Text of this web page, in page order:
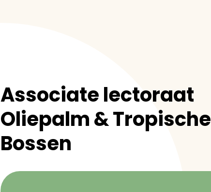
Associate lectoraat
Oliepalm & Tropische
Bossen